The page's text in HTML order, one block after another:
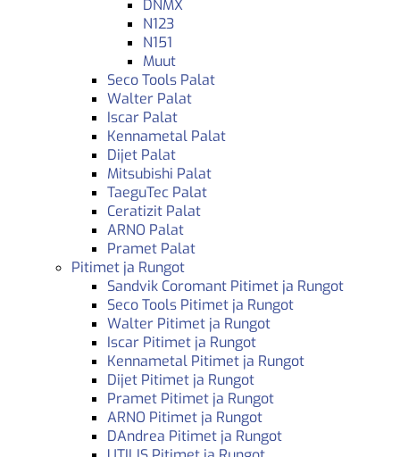
DNMX
N123
N151
Muut
Seco Tools Palat
Walter Palat
Iscar Palat
Kennametal Palat
Dijet Palat
Mitsubishi Palat
TaeguTec Palat
Ceratizit Palat
ARNO Palat
Pramet Palat
Pitimet ja Rungot
Sandvik Coromant Pitimet ja Rungot
Seco Tools Pitimet ja Rungot
Walter Pitimet ja Rungot
Iscar Pitimet ja Rungot
Kennametal Pitimet ja Rungot
Dijet Pitimet ja Rungot
Pramet Pitimet ja Rungot
ARNO Pitimet ja Rungot
DAndrea Pitimet ja Rungot